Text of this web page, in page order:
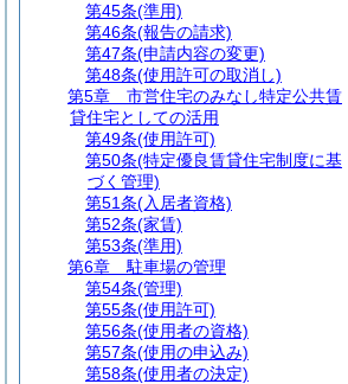
第45条(準用)
第46条(報告の請求)
第47条(申請内容の変更)
第48条(使用許可の取消し)
第5章
市営住宅のみなし特定公共賃
貸住宅としての活用
第49条(使用許可)
第50条(特定優良賃貸住宅制度に基
づく管理)
第51条(入居者資格)
第52条(家賃)
第53条(準用)
第6章
駐車場の管理
第54条(管理)
第55条(使用許可)
第56条(使用者の資格)
第57条(使用の申込み)
第58条(使用者の決定)